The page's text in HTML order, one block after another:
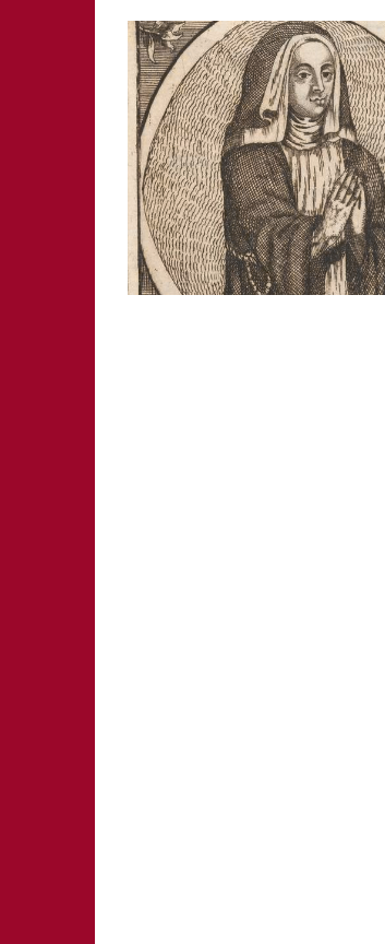
FÜRTH
LAUF A.D. PEGNITZ
NEUMARKT I.D.OPF.
NÜRNBERG
PEGNITZ
SCHWABACH
20.-21. JAHRHUNDERT